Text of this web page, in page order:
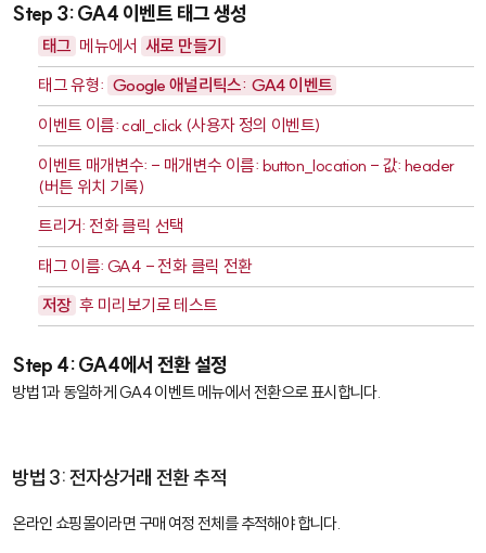
Step 3: GA4 이벤트 태그 생성
태그 메뉴에서 새로 만들기
태그 유형: Google 애널리틱스: GA4 이벤트
이벤트 이름:call_click(사용자 정의 이벤트)
이벤트 매개변수: - 매개변수 이름: button_location - 값:header
(버튼 위치 기록)
트리거: 전화 클릭 선택
태그 이름:GA4 - 전화 클릭 전환
저장 후 미리보기로 테스트
Step 4: GA4에서 전환 설정
방법 1과 동일하게 GA4 이벤트 메뉴에서 전환으로 표시합니다.
방법 3: 전자상거래 전환 추적
온라인 쇼핑몰이라면 구매 여정 전체를 추적해야 합니다.